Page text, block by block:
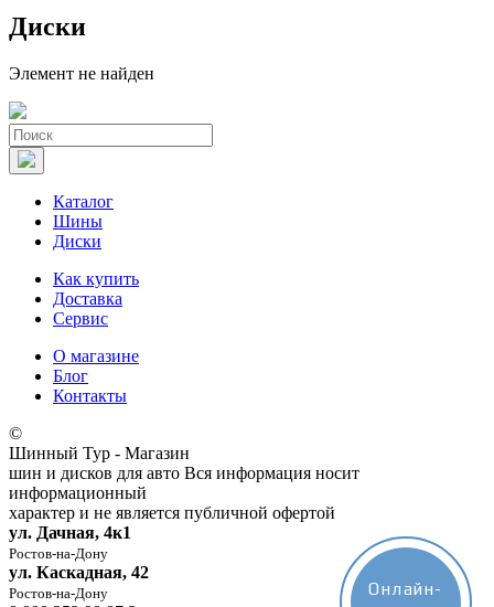
Диски
Элемент не найден
Каталог
Шины
Диски
Как купить
Доставка
Сервис
О магазине
Блог
Контакты
©
Шинный Тур - Магазин
шин и дисков для авто Вся информация носит
информационный
характер и не является публичной офертой
ул. Дачная, 4к1
Ростов-на-Дону
ул. Каскадная, 42
Ростов-на-Дону Онлайн-